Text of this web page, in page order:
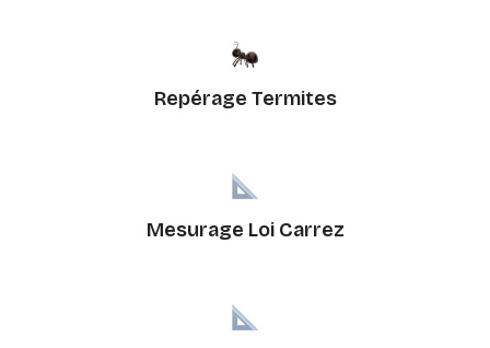
Repérage Termites
Mesurage Loi Carrez